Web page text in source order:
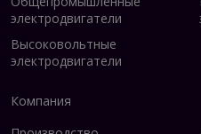
Работа при
Устойчивость к
напряжения
климатических зон
электродвигатели
Высоковольтные
электродвигатели
Компания